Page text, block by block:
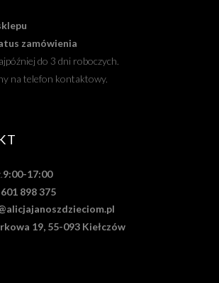
zamówienia
do 3 dni roboczych.
na telefon kontaktowy.
9:00-17:00
898 375
19, 55-093 Kiełczów